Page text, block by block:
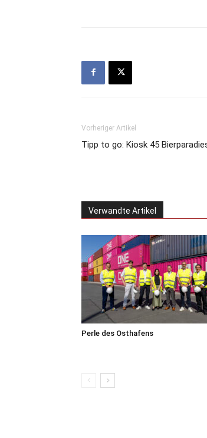
Vorheriger Artikel
Tipp to go: Kiosk 45
Verwandte Artikel
Perle des Osthafens